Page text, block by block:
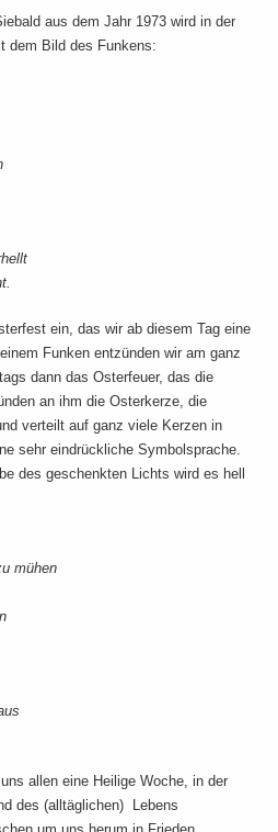
aus dem Jahr 1973 wird in der
dem Bild des Funkens:
ein, das wir ab diesem Tag eine
Funken entzünden wir am ganz
dann das Osterfeuer, das die
an ihm die Osterkerze, die
verteilt auf ganz viele Kerzen in
sehr eindrückliche Symbolsprache.
des geschenkten Lichts wird es hell
mühen
allen eine Heilige Woche, in der
des (alltäglichen) Lebens